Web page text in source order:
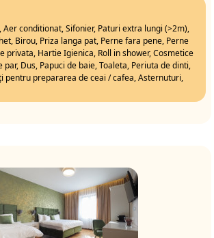
Aer conditionat, Sifonier, Paturi extra lungi (>2m),
Birou, Priza langa pat, Perne fara pene, Perne
privata, Hartie Igienica, Roll in shower, Cosmetice
Dus, Papuci de baie, Toaleta, Periuta de dinti,
pentru prepararea de ceai / cafea, Asternuturi,